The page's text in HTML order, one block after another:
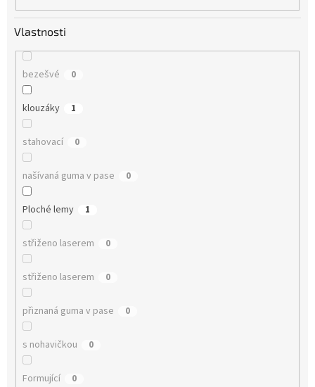
Vlastnosti
bezešvé 0
klouzáky 1
stahovací 0
našívaná guma v pase 0
Ploché lemy 1
střiženo laserem 0
střiženo laserem 0
přiznaná guma v pase 0
s nohavičkou 0
Formující 0